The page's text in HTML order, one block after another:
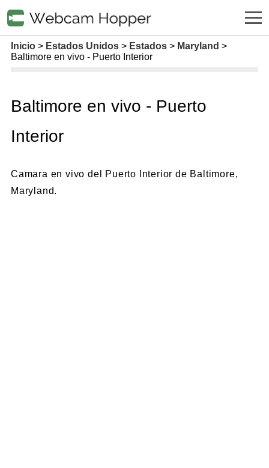
Inicio Estados Unidos Estados
Maryland
Baltimore en vivo - Puerto Interior
Baltimore en vivo - Puerto
Interior
Camara en vivo del Puerto Interior de Baltimore,
Maryland.